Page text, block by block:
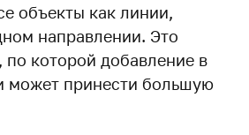
объекты как линии,
направлении. Это
по которой добавление в
может принести большую